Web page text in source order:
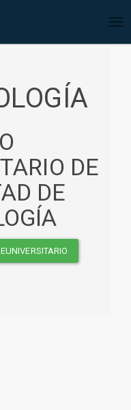
DE
DE